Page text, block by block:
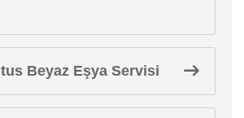
Beyaz Eşya Servisi